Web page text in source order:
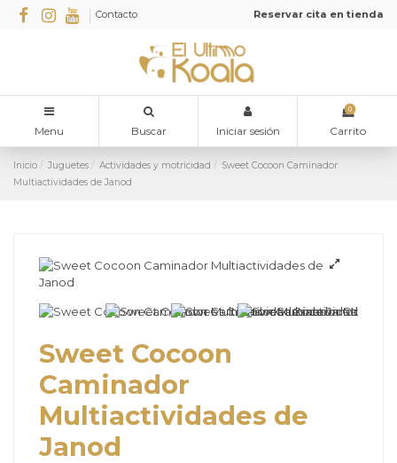
Contacto Reservar cita en tienda
Menu Buscar Iniciar sesión
0
Carrito
Inicio Juguetes Actividades y motricidad
Sweet Cocoon Caminador
Multiactividades de Janod
Sweet Cocoon
Caminador
Multiactividades de
Janod